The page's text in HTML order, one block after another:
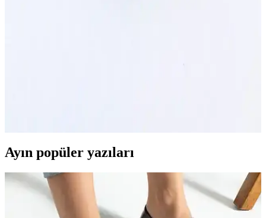
Ayın popüler yazıları